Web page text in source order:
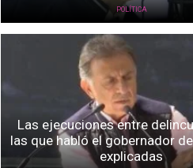
POLÍTICA
Las ejecuciones entre
las que habló el gobernador
explicadas